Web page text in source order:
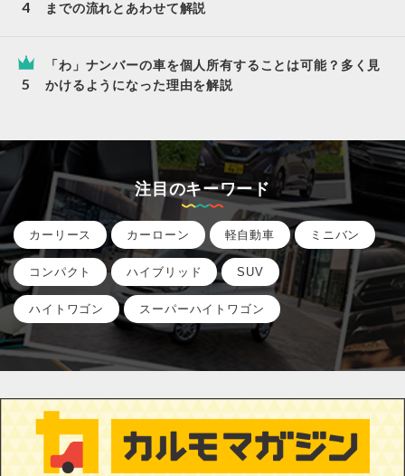
までの流れとあわせて解説
「わ」ナンバーの車を個人所有することは可能？多く見
かけるようになった理由を解説
注目のキーワード
カーリース カーローン 軽自動車 ミニバン
コンパクト ハイブリッド SUV
ハイトワゴン スーパーハイトワゴン